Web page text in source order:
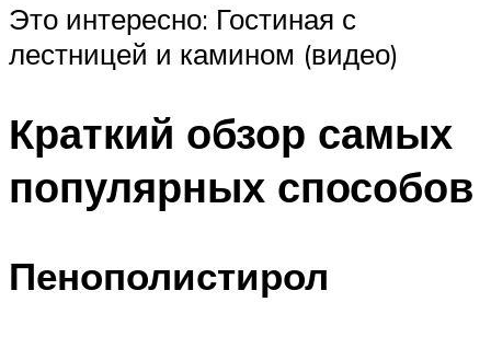
Это интересно: Гостиная с
лестницей и камином (видео)
Краткий обзор самых
популярных способов
Пенополистирол